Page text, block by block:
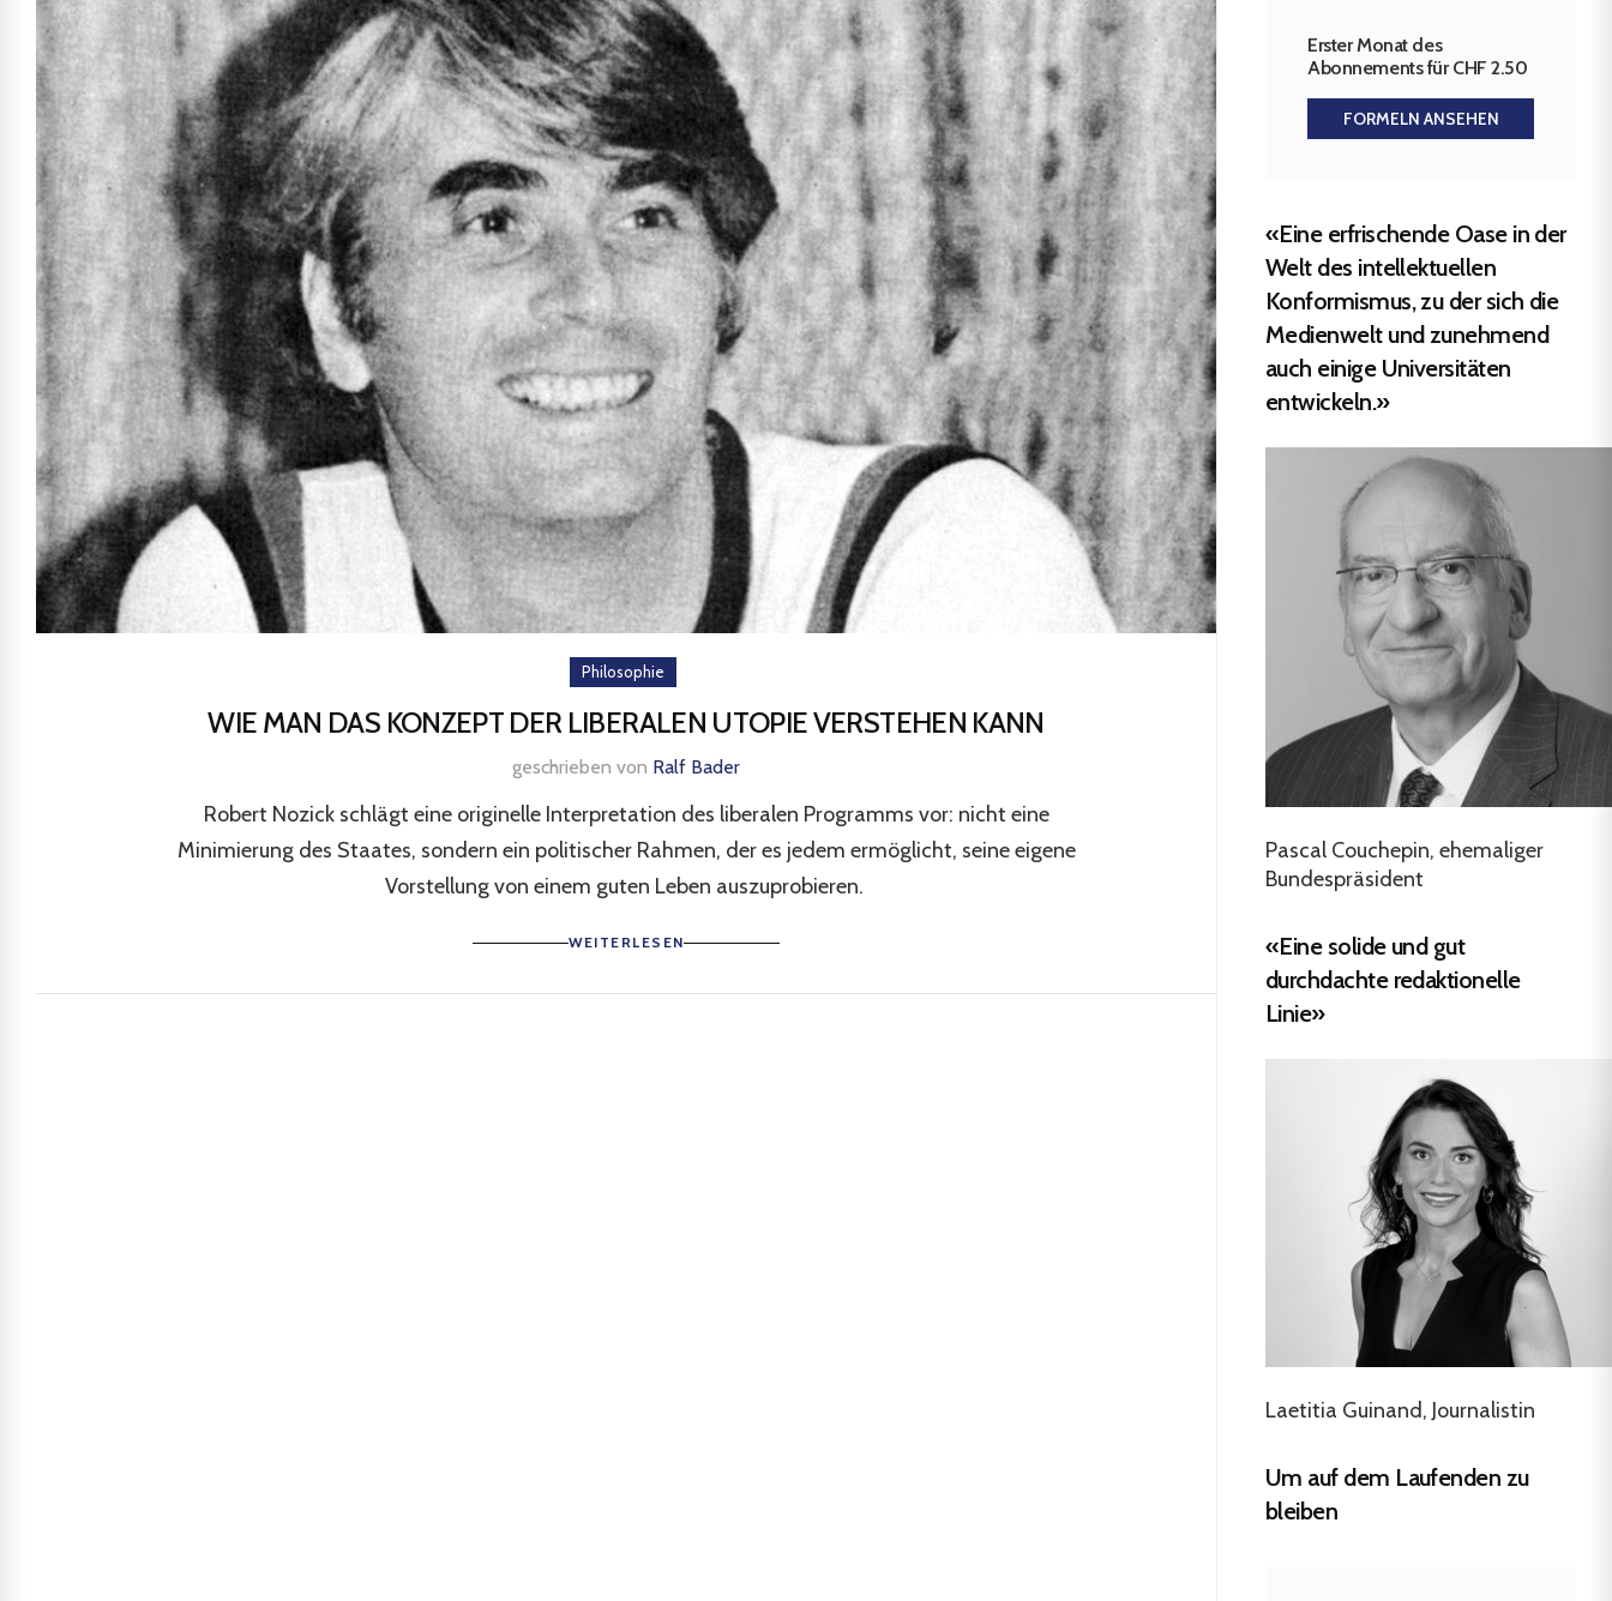
Philosophie
WIE MAN DAS KONZEPT DER LIBERALEN UTOPIE VERSTEHEN KANN
geschrieben von Ralf Bader
Robert Nozick schlägt eine originelle Interpretation des liberalen Programms vor: nicht eine
Minimierung des Staates, sondern ein politischer Rahmen, der es jedem ermöglicht, seine eigene
Vorstellung von einem guten Leben auszuprobieren.
WEITERLESEN
Erster Monat des
Abonnements für CHF 2.50
FORMELN ANSEHEN
«Eine erfrischende Oase in der
Welt des intellektuellen
Konformismus, zu der sich die
Medienwelt und zunehmend
auch einige Universitäten
entwickeln.»
Pascal Couchepin, ehemaliger
Bundespräsident
«Eine solide und gut
durchdachte redaktionelle
Linie»
Laetitia Guinand, Journalistin
Um auf dem Laufenden zu
bleiben